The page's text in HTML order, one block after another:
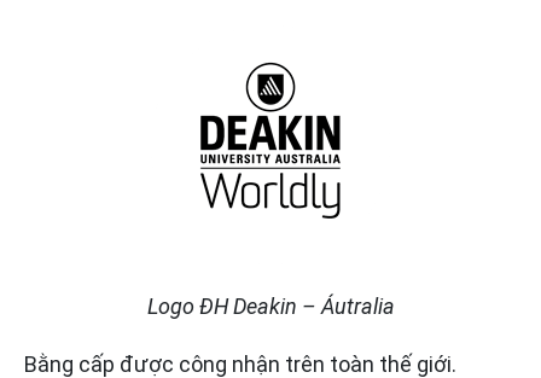
Logo ĐH Deakin – Áutralia
Bằng cấp được công nhận trên toàn thế giới.